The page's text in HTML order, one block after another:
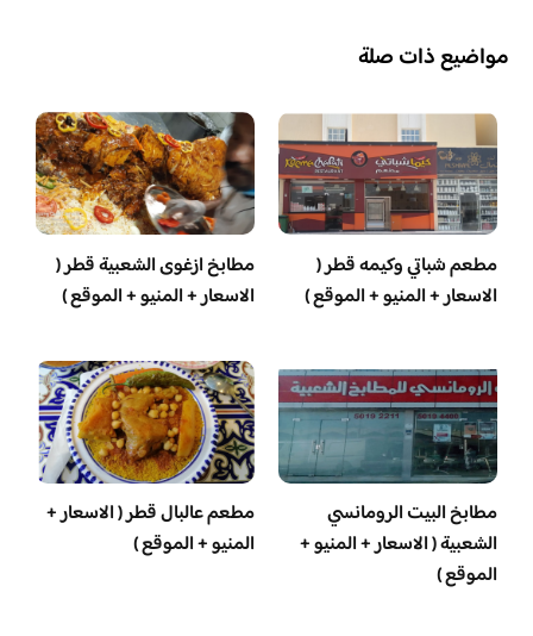
مواضيع ذات صلة
مطعم شباتي وكيمه قطر (
الاسعار + المنيو + الموقع )
مطابخ ازغوى الشعبية قطر (
الاسعار + المنيو + الموقع )
مطابخ البيت الرومانسي
الشعبية ( الاسعار + المنيو +
الموقع )
مطعم عالبال قطر ( الاسعار +
المنيو + الموقع )